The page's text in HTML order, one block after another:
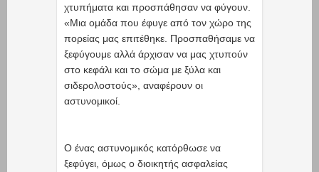
χτυπήματα και προσπάθησαν να φύγουν.
«Μια ομάδα που έφυγε από τον χώρο της
πορείας μας επιτέθηκε. Προσπαθήσαμε να
ξεφύγουμε αλλά άρχισαν να μας χτυπούν
στο κεφάλι και το σώμα με ξύλα και
σιδερολοστούς», αναφέρουν οι
αστυνομικοί.
Ο ένας αστυνομικός κατόρθωσε να
ξεφύγει, όμως ο διοικητής ασφαλείας